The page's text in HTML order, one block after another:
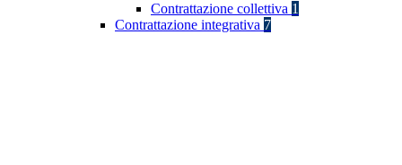
Contrattazione collettiva 1
Contrattazione integrativa 7